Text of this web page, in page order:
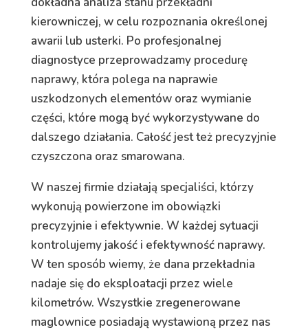
kierowniczej, w celu rozpoznania określonej
awarii lub usterki. Po profesjonalnej
diagnostyce przeprowadzamy procedurę
naprawy, która polega na naprawie
uszkodzonych elementów oraz wymianie
części, które mogą być wykorzystywane do
dalszego działania. Całość jest też precyzyjnie
czyszczona oraz smarowana.
W naszej firmie działają specjaliści, którzy
wykonują powierzone im obowiązki
precyzyjnie i efektywnie. W każdej sytuacji
kontrolujemy jakość i efektywność naprawy.
W ten sposób wiemy, że dana przekładnia
nadaje się do eksploatacji przez wiele
kilometrów. Wszystkie zregenerowane
maglownice posiadają wystawioną przez nas